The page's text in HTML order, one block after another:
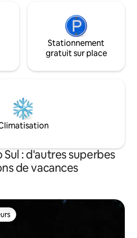
Stationnement
gratuit sur place
Sul : d'autres superbes
de vacances